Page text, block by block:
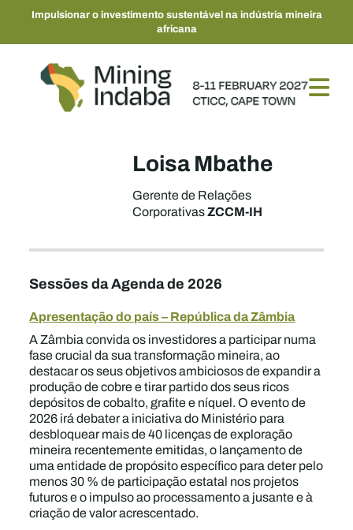
Impulsionar o investimento sustentável na indústria mineira
africana
Loisa Mbathe
Gerente de Relações
CorporativasZCCM-IH
Sessões da Agenda de 2026
Apresentação do país – República da Zâmbia
A Zâmbia convida os investidores a participar numa
fase crucial da sua transformação mineira, ao
destacar os seus objetivos ambiciosos de expandir a
produção de cobre e tirar partido dos seus ricos
depósitos de cobalto, grafite e níquel. O evento de
2026 irá debater a iniciativa do Ministério para
desbloquear mais de 40 licenças de exploração
mineira recentemente emitidas, o lançamento de
uma entidade de propósito específico para deter pelo
menos 30 % de participação estatal nos projetos
futuros e o impulso ao processamento a jusante e à
criação de valor acrescentado.